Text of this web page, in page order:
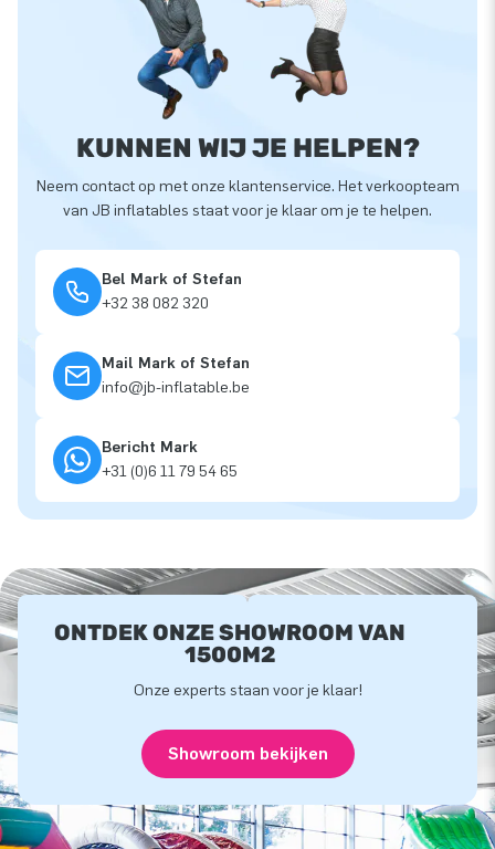
KUNNEN WIJ JE HELPEN?
Neem contact op met onze klantenservice. Het verkoopteam
van JB inflatables staat voor je klaar om je te helpen.
Bel Mark of Stefan
+32 38 082 320
Mail Mark of Stefan
info@jb-inflatable.be
Bericht Mark
+31 (0)6 11 79 54 65
ONTDEK ONZE SHOWROOM VAN
1500M2
Onze experts staan voor je klaar!
Showroom bekijken